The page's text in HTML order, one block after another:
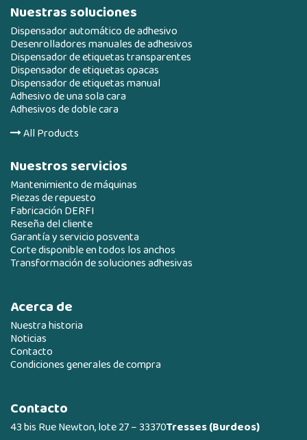
Nuestras soluciones
Dispensador automático de adhesivo
Desenrolladores manuales de adhesivos
Dispensador de etiquetas transparentes
Dispensador de etiquetas opacas
Dispensador de etiquetas manual
Adhesivo de una sola cara
Adhesivos de doble cara
All Products
Nuestros servicios
Mantenimiento de máquinas
Piezas de repuesto
Fabricación DERFI
Reseña del cliente
Garantía y servicio posventa
Corte disponible en todos los anchos
Transformación de soluciones adhesivas
Acerca de
Nuestra historia
Noticias
Contacto
Condiciones generales de compra
Contacto
43 bis Rue Newton, lote 27 – 33370Tresses (Burdeos)